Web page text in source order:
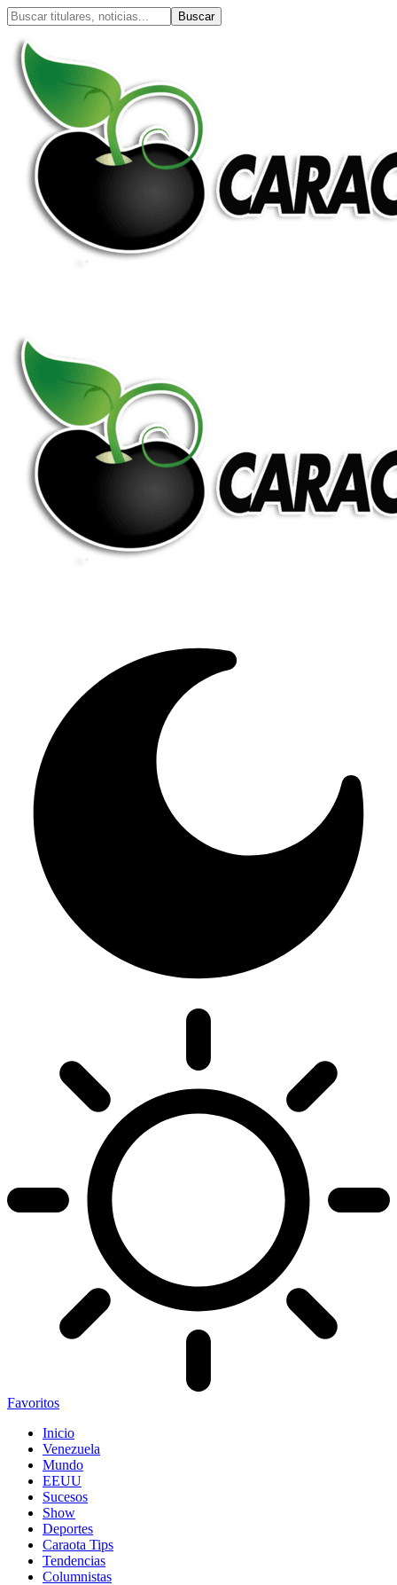
Favoritos
Inicio
Venezuela
Mundo
EEUU
Sucesos
Show
Deportes
Caraota Tips
Tendencias
Columnistas